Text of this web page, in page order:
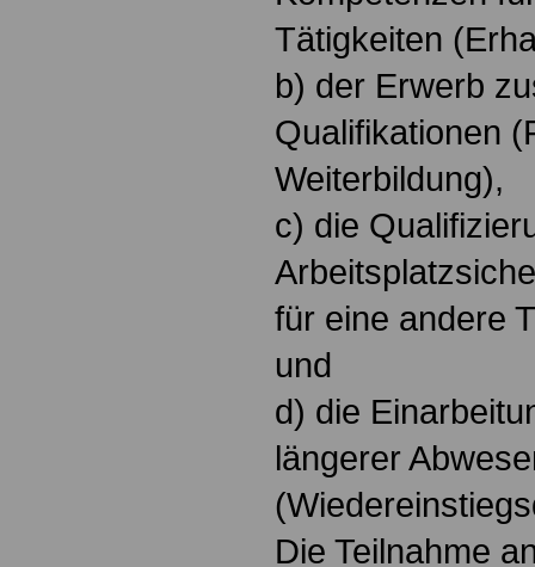
Tätigkeiten
b) der Erwerb
Qualifikationen
Weiterbildung),
c) die
für eine andere
und
d) die
längerer
Die Teilnahme